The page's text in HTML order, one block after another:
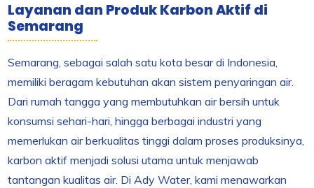
Layanan dan Produk Karbon Aktif di
Semarang
Semarang, sebagai salah satu kota besar di Indonesia,
memiliki beragam kebutuhan akan sistem penyaringan air.
Dari rumah tangga yang membutuhkan air bersih untuk
konsumsi sehari-hari, hingga berbagai industri yang
memerlukan air berkualitas tinggi dalam proses produksinya,
karbon aktif menjadi solusi utama untuk menjawab
tantangan kualitas air. Di Ady Water, kami menawarkan